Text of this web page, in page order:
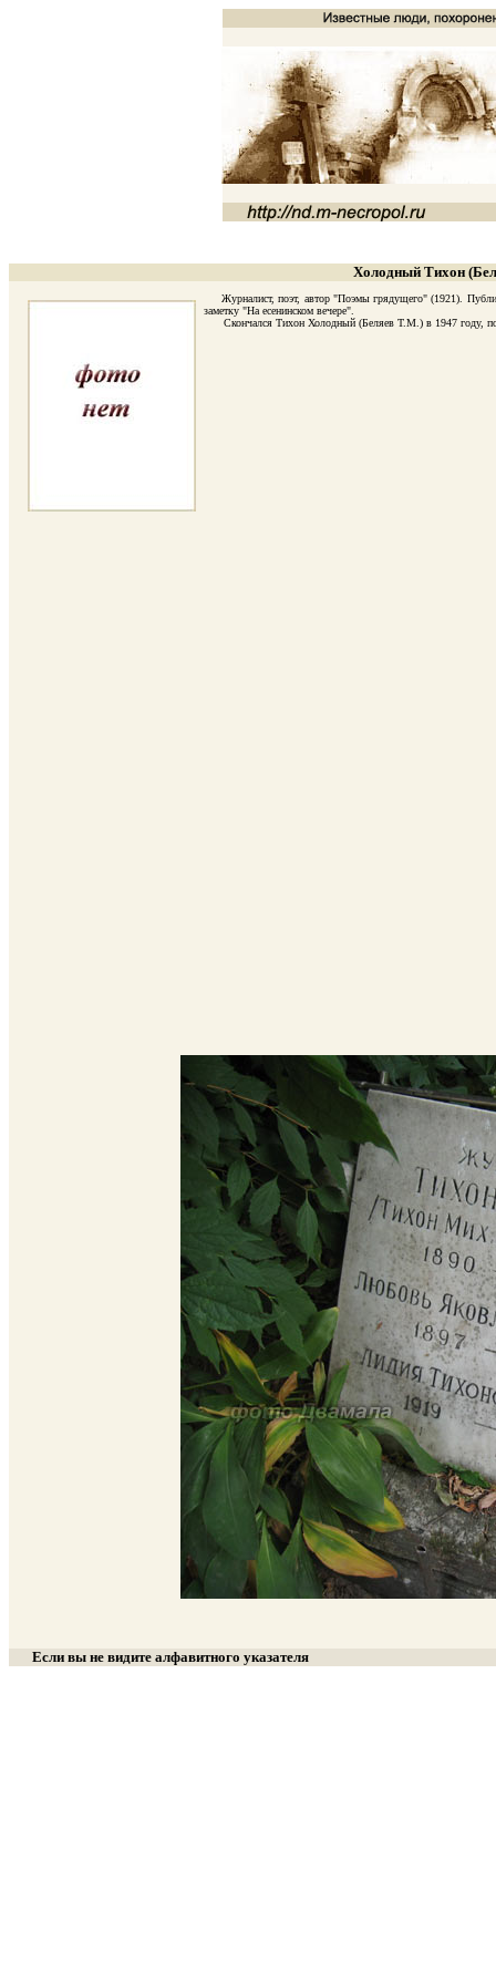
Холодный Тихон
Журналист, поэт, автор "Поэмы грядущего" (1921).
заметку "На есенинском вечере".
Скончался Тихон Холодный (Беляев Т.М.) в 1947 году,
Если вы не видите алфавитного указателя